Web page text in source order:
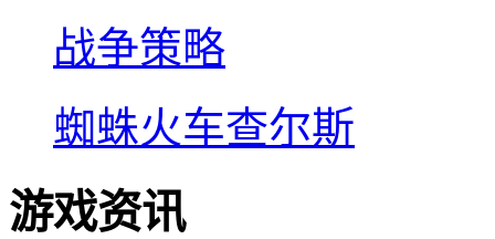
战争策略
蜘蛛火车查尔斯
游戏资讯